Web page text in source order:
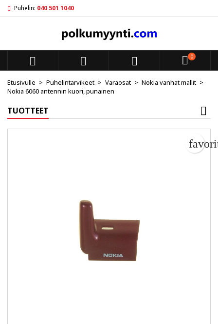
Puhelin: 040 501 1040
   0
Etusivulle Puhelintarvikeet Varaosat
Nokia vanhat mallit
Nokia 6060 antennin kuori, punainen
TUOTTEET
My wishlists
add_circle_outline
Create new list
Luo toivelista
Toivelistan nimi
Kirjaudu sisään
Sinun pitää olla kirjautunut jotta voit lisätä tuotteita